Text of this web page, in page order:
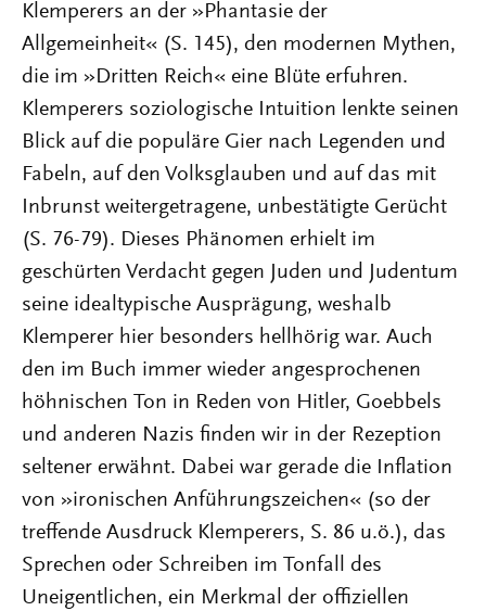
Klemperers an der »Phantasie der
Allgemeinheit« (S. 145), den modernen Mythen,
die im »Dritten Reich« eine Blüte erfuhren.
Klemperers soziologische Intuition lenkte seinen
Blick auf die populäre Gier nach Legenden und
Fabeln, auf den Volksglauben und auf das mit
Inbrunst weitergetragene, unbestätigte Gerücht
(S. 76-79). Dieses Phänomen erhielt im
geschürten Verdacht gegen Juden und Judentum
seine idealtypische Ausprägung, weshalb
Klemperer hier besonders hellhörig war. Auch
den im Buch immer wieder angesprochenen
höhnischen Ton in Reden von Hitler, Goebbels
und anderen Nazis finden wir in der Rezeption
seltener erwähnt. Dabei war gerade die Inflation
von »ironischen Anführungszeichen« (so der
treffende Ausdruck Klemperers, S. 86 u.ö.), das
Sprechen oder Schreiben im Tonfall des
Uneigentlichen, ein Merkmal der offiziellen